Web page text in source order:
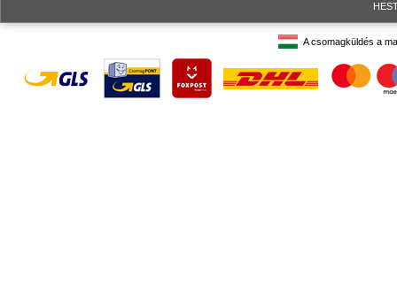
A csomagküldés a